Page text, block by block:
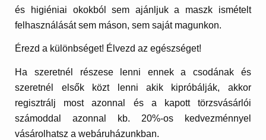
és higiéniai okokból sem ajánljuk a maszk ismételt
felhasználását sem máson, sem saját magunkon.
Érezd a különbséget! Élvezd az egészséget!
Ha szeretnél részese lenni ennek a csodának és
szeretnél elsők közt lenni akik kipróbálják, akkor
regisztrálj most azonnal és a kapott törzsvásárlói
számoddal azonnal kb. 20%-os kedvezménnyel
vásárolhatsz a webáruházunkban.